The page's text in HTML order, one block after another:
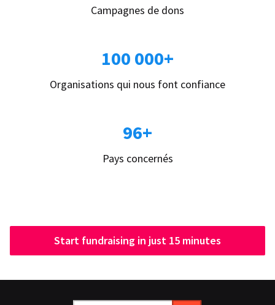
Campagnes de dons
100 000+
Organisations qui nous font confiance
96+
Pays concernés
Start fundraising in just 15 minutes